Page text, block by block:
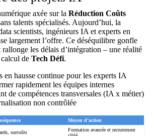
axée sur la Réduction Coûts
talents spécialisés. Aujourd’hui, la
scientists, ingénieurs IA et experts en
largement l’offre. Ce déséquilibre gonfle
rallonge les délais d’intégration – une réalité
de Tech Défi.
en hausse continue pour les experts IA
rapidement les équipes internes
de compétences transversales (IA x métier)
non contrôlée
Moyen d’action
surcoûts
Formation avancée et recrutement